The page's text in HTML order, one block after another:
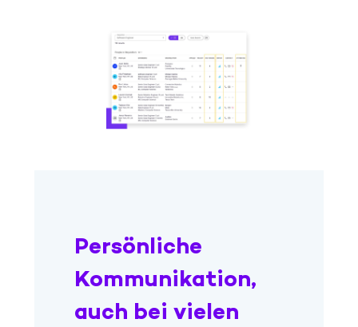
Persönliche
Kommunikation,
auch bei vielen